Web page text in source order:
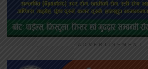
ADVERTISEMENT